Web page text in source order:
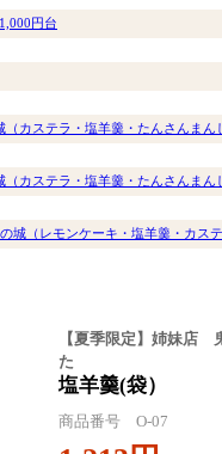
1,000円台
（カステラ・塩羊羹・たんさんまん
（カステラ・塩羊羹・たんさんまん
城（レモンケーキ・塩羊羹・カステ
【夏季限定】姉妹店
た
塩羊羹(袋）
商品番号 O-07